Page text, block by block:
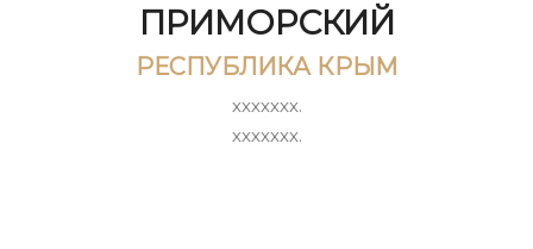
ПРИМОРСКИЙ
РЕСПУБЛИКА КРЫМ
ххххххх.
ххххххх.